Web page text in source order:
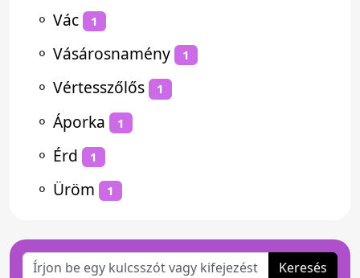
⚬ Vác 1
⚬ Vásárosnamény 1
⚬ Vértesszőlős 1
⚬ Áporka 1
⚬ Érd 1
⚬ Üröm 1
Keresés